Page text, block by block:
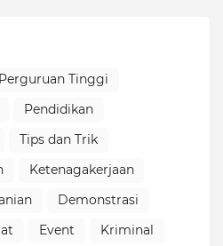
Tinggi
Pendidikan
Tips dan Trik
Ketenagakerjaan
Demonstrasi
Event
Kriminal